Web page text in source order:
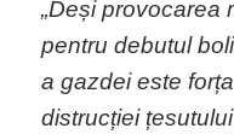
„Deși provocarea
pentru debutul
a gazdei este
distrucției